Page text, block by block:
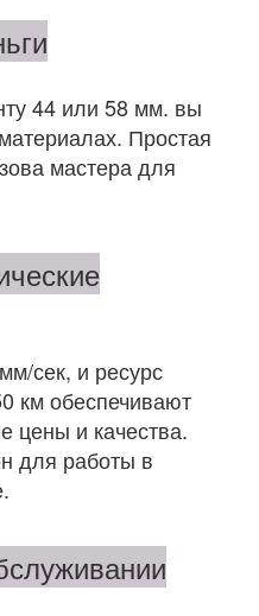
44 или 58 мм. вы
Простая
мастера для
сек, и ресурс
км обеспечивают
цены и качества.
для работы в